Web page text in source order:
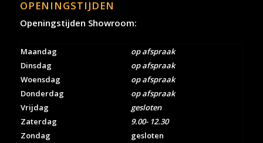
OPENINGSTIJDEN
Openingstijden Showroom:
Maandag
Dinsdag
Woensdag
Donderdag
Vrijdag
Zaterdag
Zondag
op afspraak
op afspraak
op afspraak
op afspraak
gesloten
9.00- 12.30
gesloten